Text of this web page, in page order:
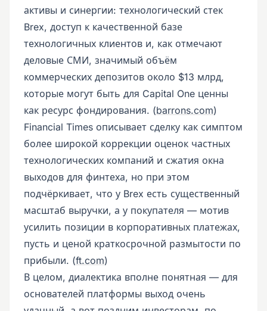
активы и синергии: технологический стек
Brex, доступ к качественной базе
технологичных клиентов и, как отмечают
деловые СМИ, значимый объём
коммерческих депозитов около $13 млрд,
которые могут быть для Capital One ценны
как ресурс фондирования. (barrons.com)
Financial Times описывает сделку как симптом
более широкой коррекции оценок частных
технологических компаний и сжатия окна
выходов для финтеха, но при этом
подчёркивает, что у Brex есть существенный
масштаб выручки, а у покупателя — мотив
усилить позиции в корпоративных платежах,
пусть и ценой краткосрочной размытости по
прибыли. (ft.com)
В целом, диалектика вполне понятная — для
основателей платформы выход очень